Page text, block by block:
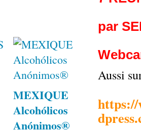
MEXIQUE
Alcohólicos
Anónimos®
par
Aussi
https://